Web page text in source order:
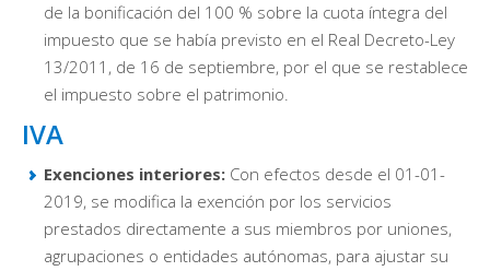
de la bonificación del 100 % sobre la cuota íntegra del
impuesto que se había previsto en el Real Decreto-Ley
13/2011, de 16 de septiembre, por el que se restablece
el impuesto sobre el patrimonio.
IVA
Exenciones interiores: Con efectos desde el 01-01-
2019, se modifica la exención por los servicios
prestados directamente a sus miembros por uniones,
agrupaciones o entidades autónomas, para ajustar su